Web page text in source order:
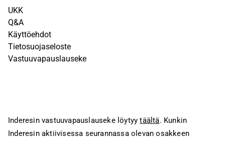
UKK
Q&A
Käyttöehdot
Tietosuojaseloste
Vastuuvapauslauseke
Inderesin vastuuvapauslauseke löytyytäältä. Kunkin
Inderesin aktiivisessa seurannassa olevan osakkeen